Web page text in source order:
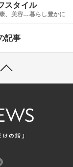
スタイル
、美容…暮らし豊かに
記事